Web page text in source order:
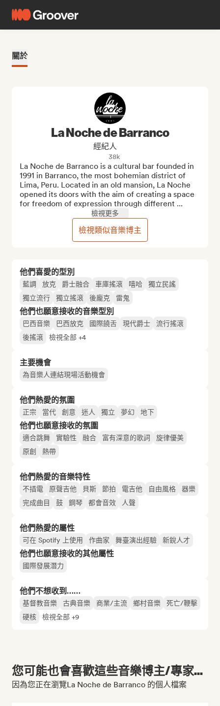
關於
他們喜愛的型別
藍調 放克 爵士融合 車庫搖滾 嘻哈
獨立民謠
獨立流行
獨立搖滾 後龐克 雷鬼
他們也願意接收的音樂型別
巴西音樂 巴西放克 國際饒舌 現代爵士
流行搖滾
後搖滾
檢視全部 +4
主要機會
為音樂人連結現場活動機會
他們熱愛的氛圍
正宗 當代 創意 迷人 獨立 夢幻 地下
他們也願意接收的氛圍
適合跳舞 實驗性 融合 富有深意的歌詞
旋律優美
原創
熱帶
他們熱愛的音樂特性
不插電 原聲吉他 貝斯 節拍 電吉他 自由風格
器樂
完成曲目
鼓 鋼琴 都會音效 人聲
他們熱愛的屬性
可在 Spotify 上使用 作曲家 舞臺演出經驗 新銳人才
他們也願意接收的其他屬性
國際發展潛力
他們不想收到……
基督教音樂 古典音樂 商業/主流 鄉村音樂
死亡/鞭擊
硬核
檢視全部 +9
La Noche de Barranco
經紀人
38k
La Noche de Barranco is a cultural bar founded in
1991 in Barranco, the most bohemian district of
Lima, Peru. Located in an old mansion, La Noche
opened its doors with the aim of creating a space
for freedom of expression through different ...
檢視更多
檢視類似音樂博主
您可能也會喜歡這些音樂博主/專家...
因為您正在瀏覽La Noche de Barranco 的個人檔案